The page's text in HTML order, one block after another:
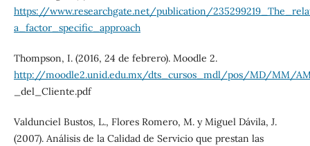
https://www.researchgate.net/publication/
a_factor_specific_approach
Thompson, I. (2016, 24 de febrero). Moodle 2.
http://moodle2.unid.edu.mx/dts_cursos_mdl/pos/MD/MM/
_del_Cliente.pdf
Valdunciel Bustos, L., Flores Romero, M. y Miguel Dávila, J.
(2007). Análisis de la Calidad de Servicio que prestan las